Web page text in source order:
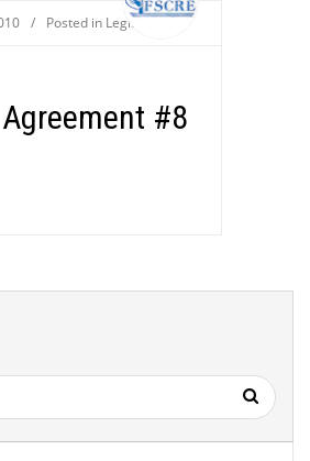
/ Posted in Legislation
#8